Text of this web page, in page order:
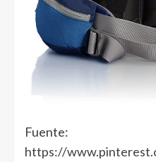
Fuente:
https://